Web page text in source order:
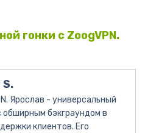
гонки с ZoogVPN.
Ярослав - универсальный
бэкграундом в
клиентов. Его